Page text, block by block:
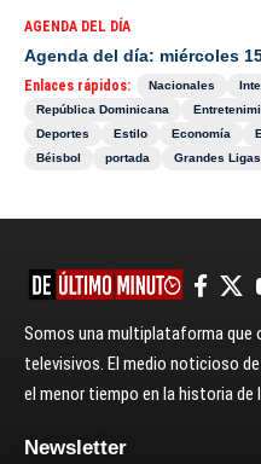
AGENDA DEL DÍA
Agenda del día: miércoles
Enlaces rápidos: Nacionales
República Dominicana
Deportes
Estilo Economía
Béisbol
portada Grandes Ligas
Somos una multiplataforma
televisivos. El medio noticioso
el menor tiempo en la historia de
Newsletter